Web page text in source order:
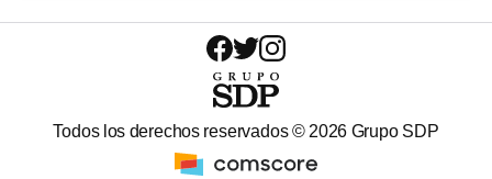
Todos los derechos reservados © 2026 Grupo SDP